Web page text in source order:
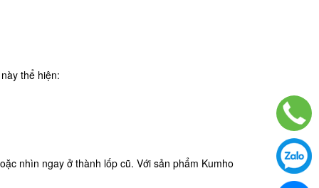
thể hiện:
nhìn ngay ở thành lốp cũ. Với sản phẩm Kumho